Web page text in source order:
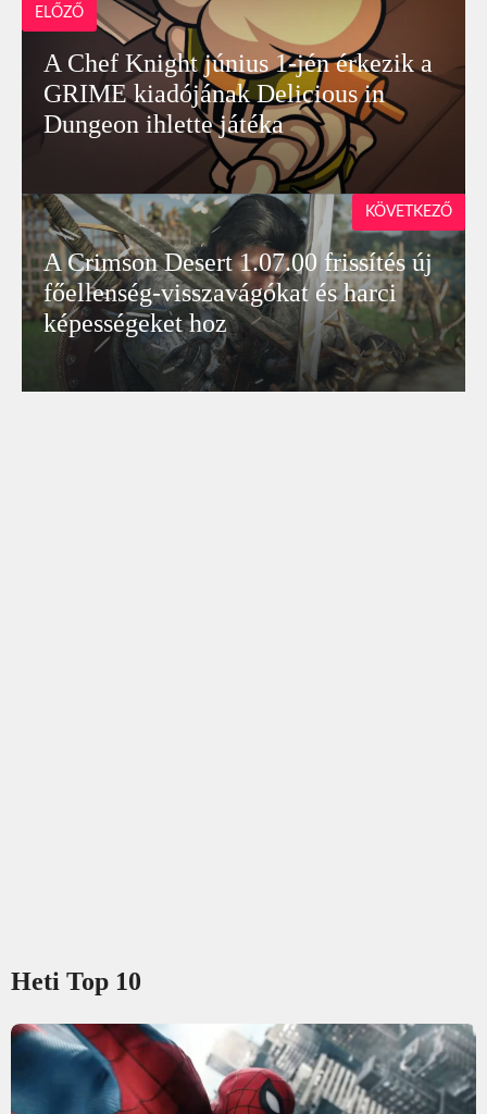
ELŐZŐ
A Chef Knight június 1-jén érkezik a
GRIME kiadójának Delicious in
Dungeon ihlette játéka
A Crimson Desert 1.07.00 frissítés új
főellenség-visszavágókat és harci
képességeket hoz
KÖVETKEZŐ
Heti Top 10